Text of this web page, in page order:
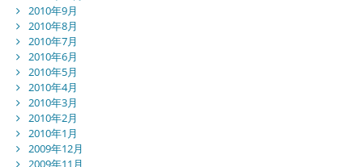
2010年9月
2010年8月
2010年7月
2010年6月
2010年5月
2010年4月
2010年3月
2010年2月
2010年1月
2009年12月
2009年11月